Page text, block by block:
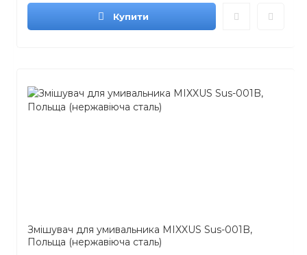
Купити
Змішувач для умивальника MIXXUS Sus-001B,
Польща (нержавіюча сталь)